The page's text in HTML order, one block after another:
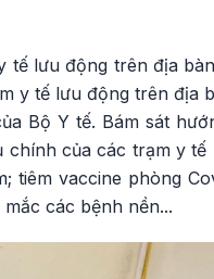
lưu động trên địa
y tế lưu động trên địa
Bộ Y tế. Bám sát
của các trạm y tế
tiêm vaccine phòng
các bệnh nền...